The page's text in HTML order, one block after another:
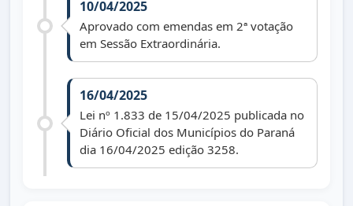
10/04/2025
Aprovado com emendas em 2ª votação
em Sessão Extraordinária.
16/04/2025
Lei nº 1.833 de 15/04/2025 publicada no
Diário Oficial dos Municípios do Paraná
dia 16/04/2025 edição 3258.